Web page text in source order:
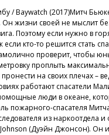
Митч
Он жизни своей не мыслит
Поэтому если нужно в
если кто-то решится стать
проверит, чтобы
проплыть
на своих плечах –
работают спасатели
люди в океане,
пожарного-спасателя
из наркоотдела и
(Дуэйн Джонсон). Он